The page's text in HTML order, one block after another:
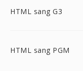
HTML sang G3
HTML sang PGM